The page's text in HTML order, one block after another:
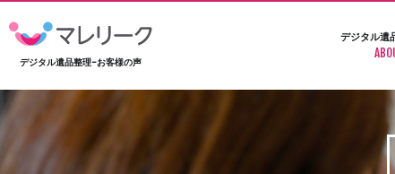
デジタル遺品整理-お客様の声
デジタル遺